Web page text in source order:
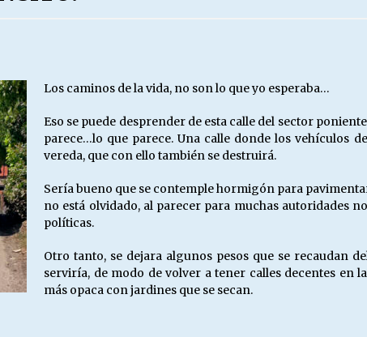
MUNICIPALIDADES, HONORARIOS,
28/05/2026
¿Asesores con doble sueldo?
18/04/2026
Los caminos de la vida, no son lo que yo esperaba…
Eso se puede desprender de esta calle del sector
parece…lo que parece. Una calle donde los vehículos
vereda, que con ello también se destruirá.
Sería bueno que se contemple hormigón para
no está olvidado, al parecer para muchas autoridades
políticas.
Otro tanto, se dejara algunos pesos que se recaudan
serviría, de modo de volver a tener calles decentes en
más opaca con jardines que se secan.